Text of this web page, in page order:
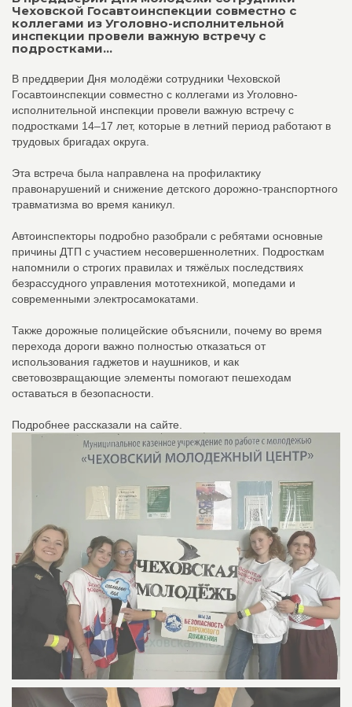
Чеховской Госавтоинспекции совместно с
коллегами из Уголовно-исполнительной
инспекции провели важную встречу с
подростками...
В преддверии Дня молодёжи сотрудники Чеховской
Госавтоинспекции совместно с коллегами из Уголовно-
исполнительной инспекции провели важную встречу с
подростками 14–17 лет, которые в летний период работают в
трудовых бригадах округа.
Эта встреча была направлена на профилактику
правонарушений и снижение детского дорожно-транспортного
травматизма во время каникул.
Автоинспекторы подробно разобрали с ребятами основные
причины ДТП с участием несовершеннолетних. Подросткам
напомнили о строгих правилах и тяжёлых последствиях
безрассудного управления мототехникой, мопедами и
современными электросамокатами.
Также дорожные полицейские объяснили, почему во время
перехода дороги важно полностью отказаться от
использования гаджетов и наушников, и как
световозвращающие элементы помогают пешеходам
оставаться в безопасности.
Подробнее рассказали на сайте.